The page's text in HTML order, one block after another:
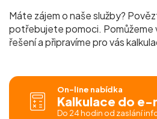
Máte zájem o naše služby?
potřebujete pomoci. Pomůžeme
řešení a připravíme pro vás
On-line nabídka
Kalkulace do e-
Do 24 hodin od zaslání